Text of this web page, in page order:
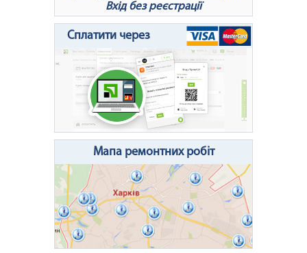
Вхід без реєстрації
Відновлення пароля x
Для відновлення пароля введіть Ваш
логін або e-mail:
Очистити поле Надіслати
Сплатити через
Мапа ремонтних робіт